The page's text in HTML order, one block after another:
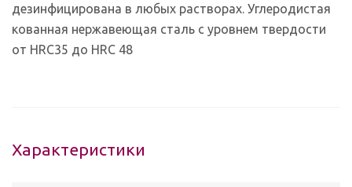
дезинфицирована в любых растворах. Углеродистая
кованная нержавеющая сталь с уровнем твердости
от HRC35 до HRC 48
Характеристики